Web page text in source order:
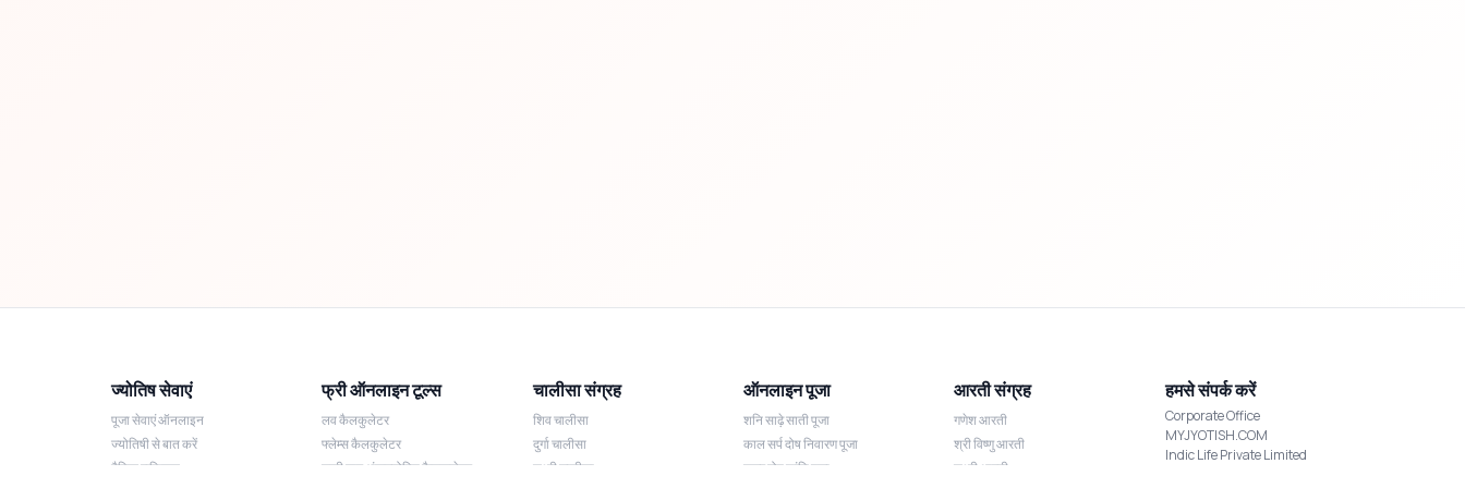
ज्योतिष सेवाएं
पूजा सेवाएं ऑनलाइन
ज्योतिषी से बात करें
दैनिक राशिफल
फ्री ऑनलाइन टूल्स
लव कैलकुलेटर
फ्लेम्स कैलकुलेटर
लकी नाम अंकज्योतिष कैलकुलेटर
चालीसा संग्रह
शिव चालीसा
दुर्गा चालीसा
लक्ष्मी चालीसा
ऑनलाइन पूजा
शनि साढ़े साती पूजा
काल सर्प दोष निवारण पूजा
नज़र दोष शांति पूजा
आरती संग्रह
गणेश आरती
श्री विष्णु आरती
लक्ष्मी आरती
हमसे संपर्क करें
Corporate Office
MYJYOTISH.COM
Indic Life Private Limited